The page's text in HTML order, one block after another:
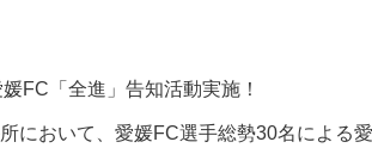
FC「全進」告知活動実施！
において、愛媛FC選手総勢30名による